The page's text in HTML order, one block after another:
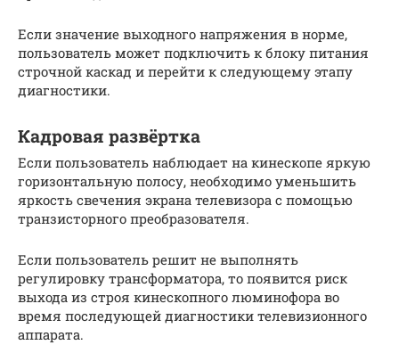
Если значение выходного напряжения в норме,
пользователь может подключить к блоку питания
строчной каскад и перейти к следующему этапу
диагностики.
Кадровая развёртка
Если пользователь наблюдает на кинескопе яркую
горизонтальную полосу, необходимо уменьшить
яркость свечения экрана телевизора с помощью
транзисторного преобразователя.
Если пользователь решит не выполнять
регулировку трансформатора, то появится риск
выхода из строя кинескопного люминофора во
время последующей диагностики телевизионного
аппарата.